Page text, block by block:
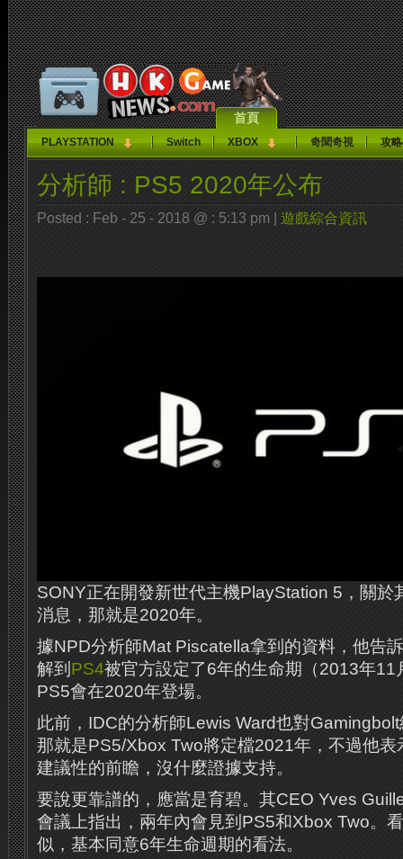
首頁
PLAYSTATION Switch XBOX 奇聞奇視 攻
分析師 : PS5 2020年公布
Posted : Feb - 25 - 2018 @ : 5:13 pm | 遊戲綜合資訊
SONY正在開發新世代主機PlayStation 5，關於
消息，那就是2020年。
據NPD分析師Mat Piscatella拿到的資料，他告
解到 PS4被官方設定了6年的生命期（2013年11
PS5會在2020年登場。
此前，IDC的分析師Lewis Ward也對
那就是PS5/Xbox Two將定檔2021年，不過他表
建議性的前瞻，沒什麼證據支持。
要說更靠譜的，應當是育碧。其CEO Yves
會議上指出，兩年內會見到PS5和Xbox Two。
似，基本同意6年生命週期的看法。